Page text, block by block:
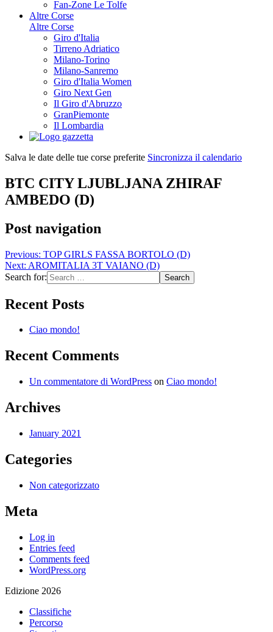
Fan-Zone Le Tolfe
Altre Corse
Altre Corse
Giro d'Italia
Tirreno Adriatico
Milano-Torino
Milano-Sanremo
Giro d'Italia Women
Giro Next Gen
Il Giro d'Abruzzo
GranPiemonte
Il Lombardia
Salva le date delle tue corse preferite Sincronizza il calendario
BTC CITY LJUBLJANA ZHIRAF
AMBEDO (D)
Post navigation
Previous: TOP GIRLS FASSA BORTOLO (D)
Next: AROMITALIA 3T VAIANO (D)
Search for:
Recent Posts
Ciao mondo!
Recent Comments
Un commentatore di WordPress on Ciao mondo!
Archives
January 2021
Categories
Non categorizzato
Meta
Log in
Entries feed
Comments feed
WordPress.org
Edizione 2026
Classifiche
Percorso